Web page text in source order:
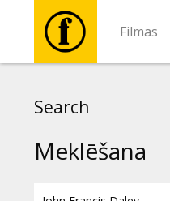
Filmas
Search
Meklēšana